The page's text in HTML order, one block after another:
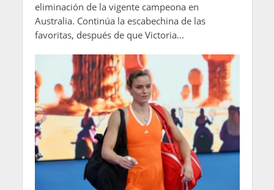
eliminación de la vigente campeona en
Australia. Continúa la escabechina de las
favoritas, después de que Victoria...